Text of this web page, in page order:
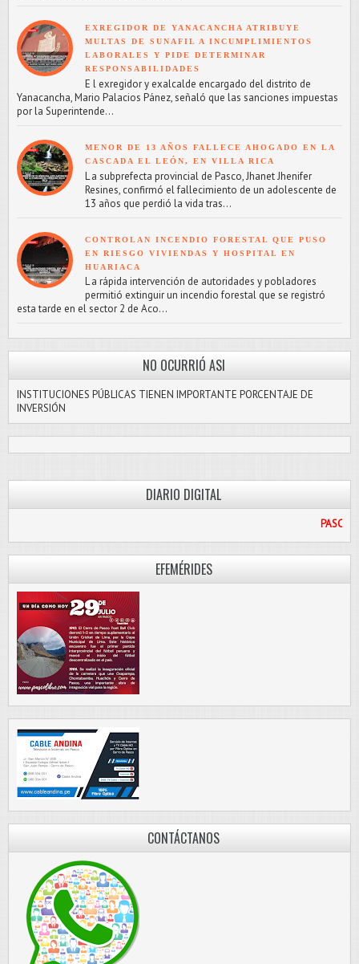
EXREGIDOR DE YANACANCHA ATRIBUYE
MULTAS DE SUNAFIL A INCUMPLIMIENTOS
LABORALES Y PIDE DETERMINAR
RESPONSABILIDADES
E l exregidor y exalcalde encargado del distrito de
Yanacancha, Mario Palacios Pánez, señaló que las sanciones impuestas
por la Superintende...
MENOR DE 13 AÑOS FALLECE AHOGADO EN LA
CASCADA EL LEÓN, EN VILLA RICA
L a subprefecta provincial de Pasco, Jhanet Jhenifer
Resines, confirmó el fallecimiento de un adolescente de
13 años que perdió la vida tras...
CONTROLAN INCENDIO FORESTAL QUE PUSO
EN RIESGO VIVIENDAS Y HOSPITAL EN
HUARIACA
L a rápida intervención de autoridades y pobladores
permitió extinguir un incendio forestal que se registró
esta tarde en el sector 2 de Aco...
NO OCURRIÓ ASI
INSTITUCIONES PÚBLICAS TIENEN IMPORTANTE PORCENTAJE DE
INVERSIÓN
DIARIO DIGITAL
EFEMÉRIDES
CONTÁCTANOS